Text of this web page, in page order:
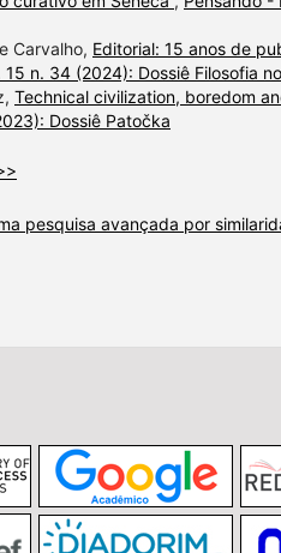
Carvalho, Editorial: 15 anos de
n. 34 (2024): Dossiê Filosofia
Technical civilization, boredom
Dossiê Patočka
pesquisa avançada por